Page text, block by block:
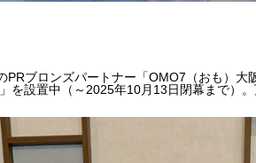
PRブロンズパートナー「OMO7（おも）大
」を設置中（～2025年10月13日閉幕まで）